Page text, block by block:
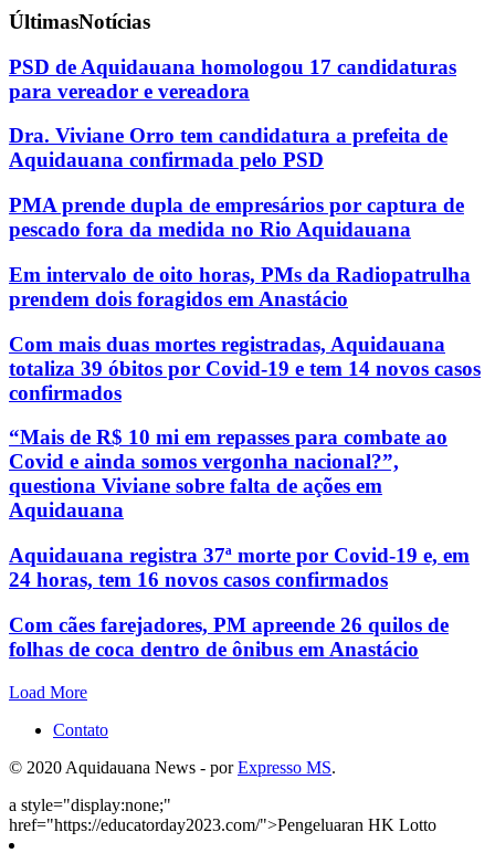
ÚltimasNotícias
PSD de Aquidauana homologou 17 candidaturas
para vereador e vereadora
Dra. Viviane Orro tem candidatura a prefeita de
Aquidauana confirmada pelo PSD
PMA prende dupla de empresários por captura de
pescado fora da medida no Rio Aquidauana
Em intervalo de oito horas, PMs da Radiopatrulha
prendem dois foragidos em Anastácio
Com mais duas mortes registradas, Aquidauana
totaliza 39 óbitos por Covid-19 e tem 14 novos casos
confirmados
“Mais de R$ 10 mi em repasses para combate ao
Covid e ainda somos vergonha nacional?”,
questiona Viviane sobre falta de ações em
Aquidauana
Aquidauana registra 37ª morte por Covid-19 e, em
24 horas, tem 16 novos casos confirmados
Com cães farejadores, PM apreende 26 quilos de
folhas de coca dentro de ônibus em Anastácio
Load More
Contato
© 2020 Aquidauana News - porExpresso MS.
a style="display:none;"
href="https://educatorday2023.com/">Pengeluaran HK Lotto